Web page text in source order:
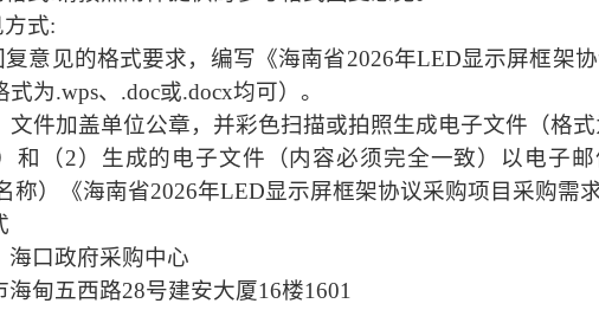
式:
复意见的格式要求，编写《海南省2026年LED显示屏框架
式为.wps、 .doc或.docx均可）。
文件加盖单位公章， 并彩色扫描或拍照生成电子文件（格式
和（2）生成的电子文件（内容必须完全一致）以电子
称） 《海南省2026年LED显示屏框架协议采购项目采购需
海口政府采购中心
海甸五西路28号建安大厦16楼1601